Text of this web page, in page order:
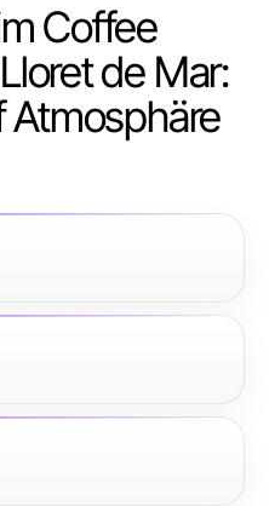
Coffee
de Mar:
Atmosphäre